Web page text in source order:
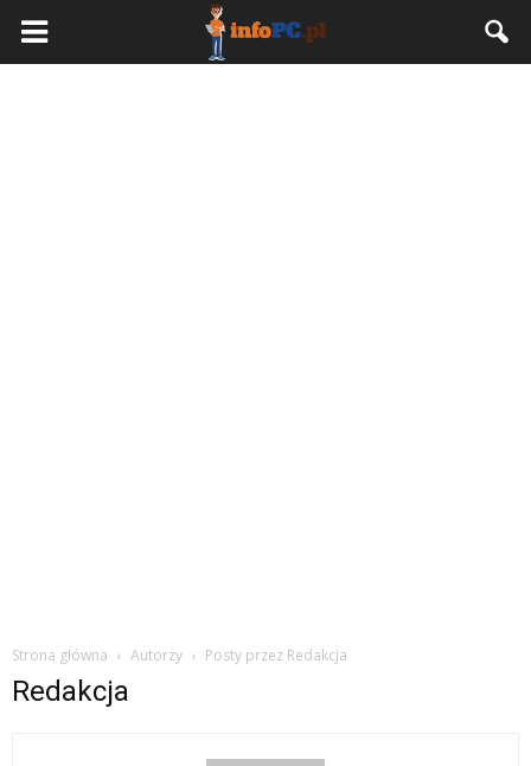
Strona główna Autorzy Posty przez Redakcja
Redakcja